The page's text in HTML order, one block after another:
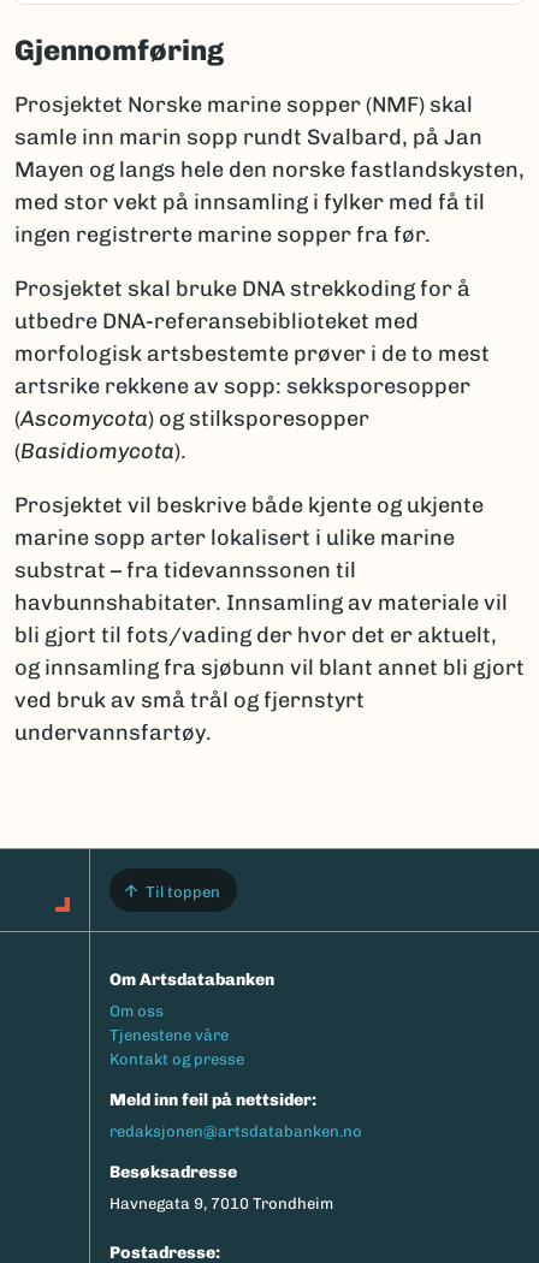
Gjennomføring
Prosjektet Norske marine sopper (NMF) skal
samle inn marin sopp rundt Svalbard, på Jan
Mayen og langs hele den norske fastlandskysten,
med stor vekt på innsamling i fylker med få til
ingen registrerte marine sopper fra før.
Prosjektet skal bruke DNA strekkoding for å
utbedre DNA-referansebiblioteket med
morfologisk artsbestemte prøver i de to mest
artsrike rekkene av sopp: sekksporesopper
(Ascomycota) og stilksporesopper
(Basidiomycota).
Prosjektet vil beskrive både kjente og ukjente
marine sopp arter lokalisert i ulike marine
substrat – fra tidevannssonen til
havbunnshabitater. Innsamling av materiale vil
bli gjort til fots/vading der hvor det er aktuelt,
og innsamling fra sjøbunn vil blant annet bli gjort
ved bruk av små trål og fjernstyrt
undervannsfartøy.
Til toppen
Om Artsdatabanken
Footermeny
Om oss
Tjenestene våre
Kontakt og presse
Meld inn feil på nettsider:
redaksjonen@artsdatabanken.no
Besøksadresse
Havnegata 9, 7010 Trondheim
Postadresse: